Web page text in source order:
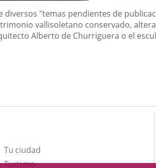
"temas pendientes de
vallisoletano conservado,
Alberto de Churriguera o el
Tu ciudad
TurismoThis